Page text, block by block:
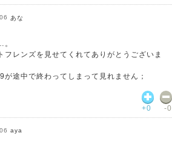
あな
フレンズを見せてくれてありがとうございま
途中で終わってしまって見れません；
+0 -0
aya